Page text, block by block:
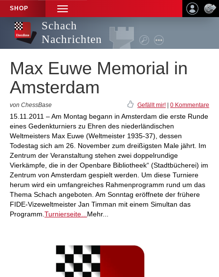
SHOP
TOGGLE
NAVIGATION
Schach
Nachrichten
Max Euwe Memorial in
Amsterdam
von ChessBase Gefällt mir! 0 Kommentare
15.11.2011 – Am Montag begann in Amsterdam die erste Runde
eines Gedenkturniers zu Ehren des niederländischen
Weltmeisters Max Euwe (Weltmeister 1935-37), dessen
Todestag sich am 26. November zum dreißigsten Male jährt. Im
Zentrum der Veranstaltung stehen zwei doppelrundige
Vierkämpfe, die in der Openbare Bibliotheek“ (Stadtbücherei) im
Zentrum von Amsterdam gespielt werden. Um diese Turniere
herum wird ein umfangreiches Rahmenprogramm rund um das
Thema Schach angeboten. Am Sonntag eröffnete der frühere
FIDE-Vizeweltmeister Jan Timman mit einem Simultan das
Programm. Turnierseite... Mehr...